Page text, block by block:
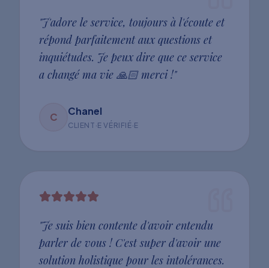
"J'adore le service, toujours à l'écoute et
répond parfaitement aux questions et
inquiétudes. Je peux dire que ce service
a changé ma vie 🙏🏻 merci !"
C Chanel
CLIENT·E VÉRIFIÉ·E
"Je suis bien contente d'avoir entendu
parler de vous ! C'est super d'avoir une
solution holistique pour les intolérances.